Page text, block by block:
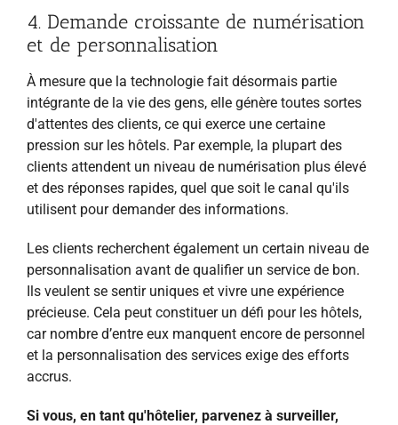
4. Demande croissante de numérisation
et de personnalisation
À mesure que la technologie fait désormais partie
intégrante de la vie des gens, elle génère toutes sortes
d'attentes des clients, ce qui exerce une certaine
pression sur les hôtels. Par exemple, la plupart des
clients attendent un niveau de numérisation plus élevé
et des réponses rapides, quel que soit le canal qu'ils
utilisent pour demander des informations.
Les clients recherchent également un certain niveau de
personnalisation avant de qualifier un service de bon.
Ils veulent se sentir uniques et vivre une expérience
précieuse. Cela peut constituer un défi pour les hôtels,
car nombre d’entre eux manquent encore de personnel
et la personnalisation des services exige des efforts
accrus.
Si vous, en tant qu'hôtelier, parvenez à surveiller,